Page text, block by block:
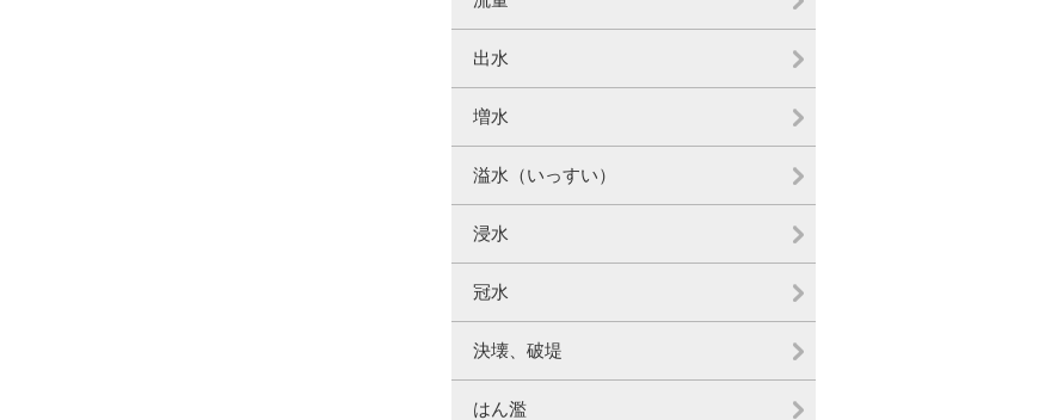
出水
増水
溢水（いっすい）
浸水
冠水
決壊、破堤
はん濫